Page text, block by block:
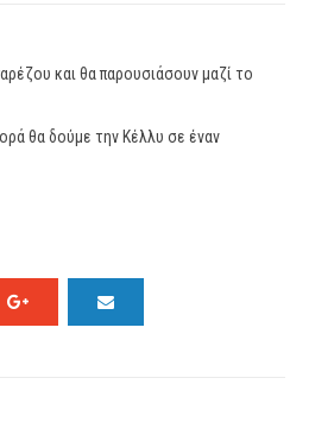
και θα παρουσιάσουν μαζί το
θα δούμε την Κέλλυ σε έναν